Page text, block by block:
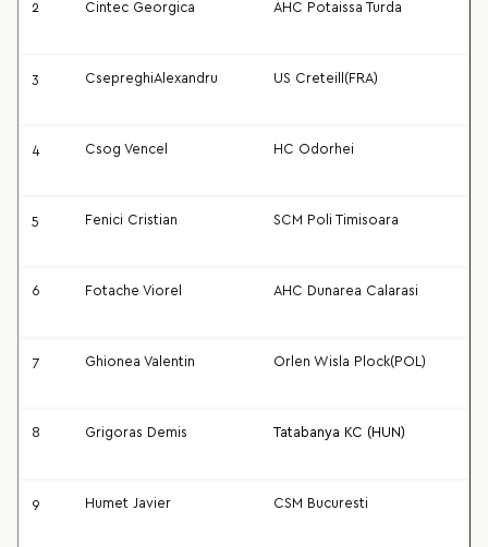
2 Cintec Georgica AHC Potaissa Turda
3 CsepreghiAlexandru US Creteill(FRA)
4 Csog Vencel HC Odorhei
5 Fenici Cristian SCM Poli Timisoara
6 Fotache Viorel AHC Dunarea Calarasi
7 Ghionea Valentin Orlen Wisla Plock(POL)
8 Grigoras Demis Tatabanya KC (HUN)
9 Humet Javier CSM Bucuresti